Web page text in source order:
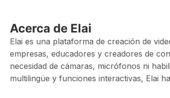
Acerca de Elai
Elai es una plataforma de creación de
empresas, educadores y creadores de
necesidad de cámaras, micrófonos ni
multilingüe y funciones interactivas, Elai